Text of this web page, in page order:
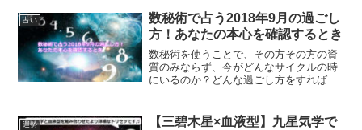
占い
数秘術で占う2018年9月の過ごし
方！あなたの本心を確認するとき
数秘術を使うことで、その方その方の資
質のみならず、今がどんなサイクルの時
にいるのか？どんな過ごし方をすればい
運勢
【三碧木星×血液型】九星気学で